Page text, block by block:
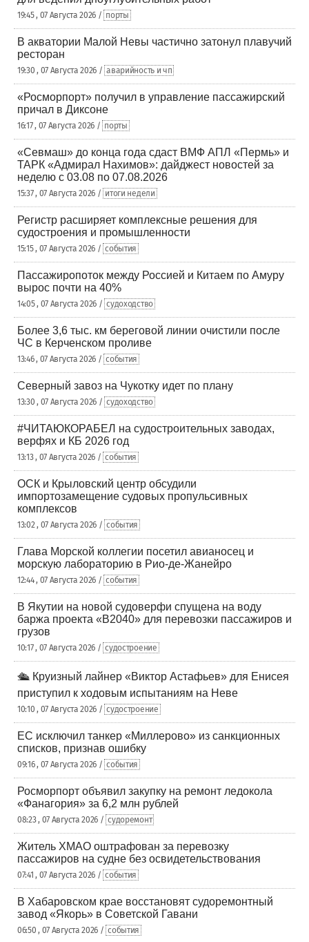
19:45 , 07 Августа 2026 / порты
В акватории Малой Невы частично затонул плавучий
ресторан
19:30 , 07 Августа 2026 / аварийность и чп
«Росморпорт» получил в управление пассажирский
причал в Диксоне
16:17 , 07 Августа 2026 / порты
«Севмаш» до конца года сдаст ВМФ АПЛ «Пермь» и
ТАРК «Адмирал Нахимов»: дайджест новостей за
неделю с 03.08 по 07.08.2026
15:37 , 07 Августа 2026 / итоги недели
Регистр расширяет комплексные решения для
судостроения и промышленности
15:15 , 07 Августа 2026 / события
Пассажиропоток между Россией и Китаем по Амуру
вырос почти на 40%
14:05 , 07 Августа 2026 / судоходство
Более 3,6 тыс. км береговой линии очистили после
ЧС в Керченском проливе
13:46 , 07 Августа 2026 / события
Северный завоз на Чукотку идет по плану
13:30 , 07 Августа 2026 / судоходство
#ЧИТАЮКОРАБЕЛ на судостроительных заводах,
верфях и КБ 2026 год
13:13 , 07 Августа 2026 / события
ОСК и Крыловский центр обсудили
импортозамещение судовых пропульсивных
комплексов
13:02 , 07 Августа 2026 / события
Глава Морской коллегии посетил авианосец и
морскую лабораторию в Рио-де-Жанейро
12:44 , 07 Августа 2026 / события
В Якутии на новой судоверфи спущена на воду
баржа проекта «В2040» для перевозки пассажиров и
грузов
10:17 , 07 Августа 2026 / судостроение
🛳️ Круизный лайнер «Виктор Астафьев» для Енисея
приступил к ходовым испытаниям на Неве
10:10 , 07 Августа 2026 / судостроение
ЕС исключил танкер «Миллерово» из санкционных
списков, признав ошибку
09:16 , 07 Августа 2026 / события
Росморпорт объявил закупку на ремонт ледокола
«Фанагория» за 6,2 млн рублей
08:23 , 07 Августа 2026 / судоремонт
Житель ХМАО оштрафован за перевозку
пассажиров на судне без освидетельствования
07:41 , 07 Августа 2026 / события
В Хабаровском крае восстановят судоремонтный
завод «Якорь» в Советской Гавани
06:50 , 07 Августа 2026 / события